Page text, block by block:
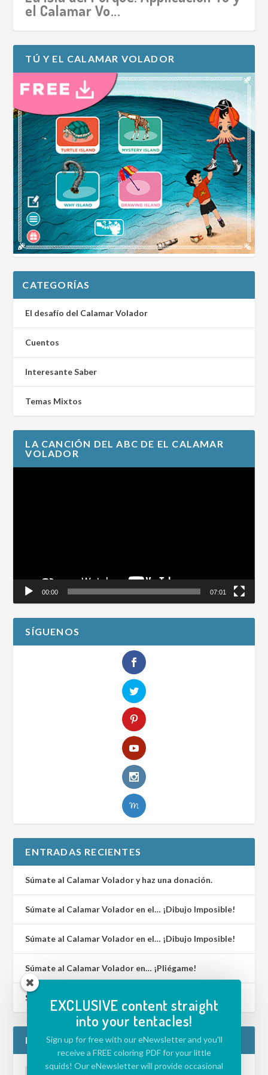
Tú y el Calama...
el Calamar Vo...
La Isla de los Misterios: Applicación
Tú y el Cala...
TÚ Y EL CALAMAR VOLADOR
CATEGORÍAS
El desafío del Calamar Volador
Cuentos
Interesante Saber
Temas Mixtos
LA CANCIÓN DEL ABC DE EL CALAMAR
VOLADOR
00:00 07:01
SÍGUENOS
ENTRADAS RECIENTES
Súmate al Calamar Volador y haz una donación.
Súmate al Calamar Volador en el… ¡Dibujo Imposible!
Súmate al Calamar Volador en el… ¡Dibujo Imposible!
Súmate al Calamar Volador en… ¡Pliégame!
Súmate al Calamar Volador en… ¡Lenguaje de Signos!
ETIQUETAS
EXCLUSIVE content straight
into your tentacles!
Sign up for free with our eNewsletter and you'll
receive a FREE coloring PDF for your little
squids! Our eNewsletter will provide occasional